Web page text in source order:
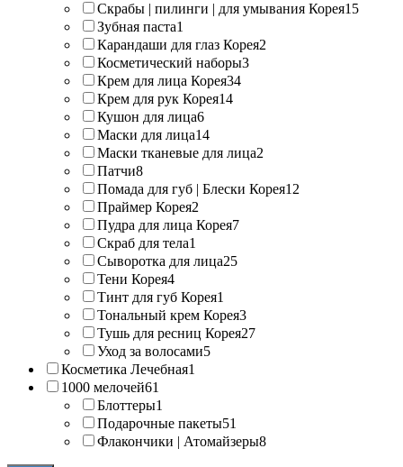
Скрабы | пилинги | для умывания Корея15
Зубная паста1
Карандаши для глаз Корея2
Косметический наборы3
Крем для лица Корея34
Крем для рук Корея14
Кушон для лица6
Маски для лица14
Маски тканевые для лица2
Патчи8
Помада для губ | Блески Корея12
Праймер Корея2
Пудра для лица Корея7
Скраб для тела1
Сыворотка для лица25
Тени Корея4
Тинт для губ Корея1
Тональный крем Корея3
Тушь для ресниц Корея27
Уход за волосами5
Косметика Лечебная1
1000 мелочей61
Блоттеры1
Подарочные пакеты51
Флакончики | Атомайзеры8